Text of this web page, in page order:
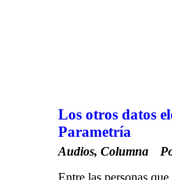
Los otros datos
Parametría
Audios, Columna
Entre las personas